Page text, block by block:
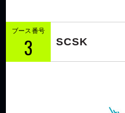
ブース番号
3 SCSK